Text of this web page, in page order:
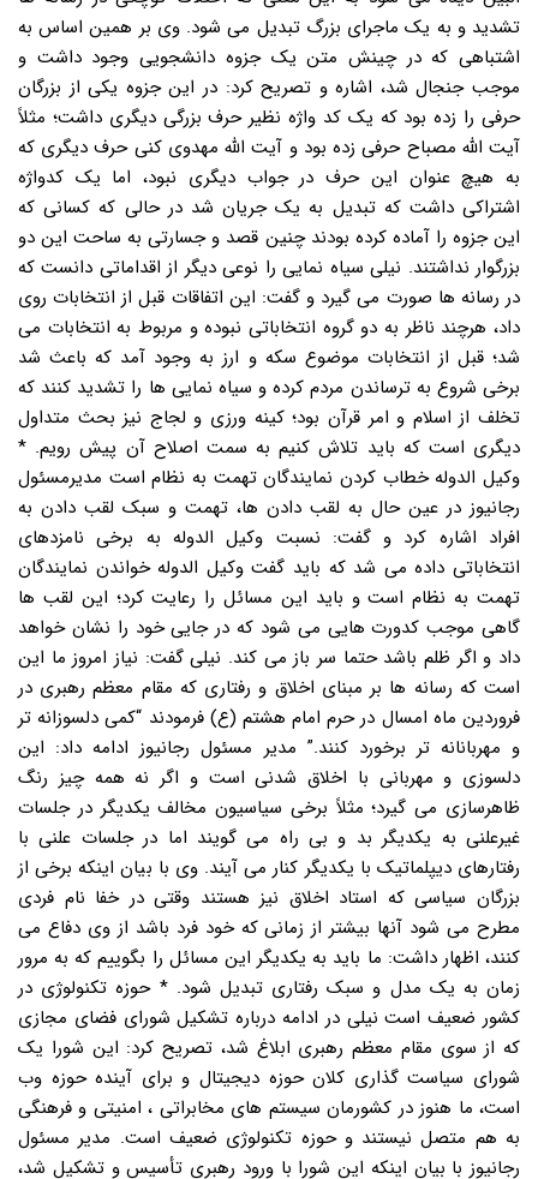
تشدید و به یک ماجرای بزرگ تبدیل می شود. وی بر همین اساس به
اشتباهی که در چینش متن یک جزوه دانشجویی وجود داشت و
موجب جنجال شد، اشاره و تصریح کرد: در این جزوه یکی از بزرگان
حرفی را زده بود که یک کد واژه نظیر حرف بزرگی دیگری داشت؛ مثلاً
آیت الله مصباح حرفی زده بود و آیت الله مهدوی کنی حرف دیگری که
به هیچ عنوان این حرف در جواب دیگری نبود، اما یک کدواژه
اشتراکی داشت که تبدیل به یک جریان شد در حالی که کسانی که
این جزوه را آماده کرده بودند چنین قصد و جسارتی به ساحت این دو
بزرگوار نداشتند. نیلی سیاه نمایی را نوعی دیگر از اقداماتی دانست که
در رسانه ها صورت می گیرد و گفت: این اتفاقات قبل از انتخابات روی
داد، هرچند ناظر به دو گروه انتخاباتی نبوده و مربوط به انتخابات می
شد؛ قبل از انتخابات موضوع سکه و ارز به وجود آمد که باعث شد
برخی شروع به ترساندن مردم کرده و سیاه نمایی ها را تشدید کنند که
تخلف از اسلام و امر قرآن بود؛ کینه ورزی و لجاج نیز بحث متداول
دیگری است که باید تلاش کنیم به سمت اصلاح آن پیش رویم. *
وکیل الدوله خطاب کردن نمایندگان تهمت به نظام است مدیرمسئول
رجانیوز در عین حال به لقب دادن ها، تهمت و سبک لقب دادن به
افراد اشاره کرد و گفت: نسبت وکیل الدوله به برخی نامزدهای
انتخاباتی داده می شد که باید گفت وکیل الدوله خواندن نمایندگان
تهمت به نظام است و باید این مسائل را رعایت کرد؛ این لقب ها
گاهی موجب کدورت هایی می شود که در جایی خود را نشان خواهد
داد و اگر ظلم باشد حتما سر باز می کند. نیلی گفت: نیاز امروز ما این
است که رسانه ها بر مبنای اخلاق و رفتاری که مقام معظم رهبری در
فروردین ماه امسال در حرم امام هشتم (ع) فرمودند “کمی دلسوزانه تر
و مهربانانه تر برخورد کنند.” مدیر مسئول رجانیوز ادامه داد: این
دلسوزی و مهربانی با اخلاق شدنی است و اگر نه همه چیز رنگ
ظاهرسازی می گیرد؛ مثلاً برخی سیاسیون مخالف یکدیگر در جلسات
غیرعلنی به یکدیگر بد و بی راه می گویند اما در جلسات علنی با
رفتارهای دیپلماتیک با یکدیگر کنار می آیند. وی با بیان اینکه برخی از
بزرگان سیاسی که استاد اخلاق نیز هستند وقتی در خفا نام فردی
مطرح می شود آنها بیشتر از زمانی که خود فرد باشد از وی دفاع می
کنند، اظهار داشت: ما باید به یکدیگر این مسائل را بگوییم که به مرور
زمان به یک مدل و سبک رفتاری تبدیل شود. * حوزه تکنولوژی در
کشور ضعیف است نیلی در ادامه درباره تشکیل شورای فضای مجازی
که از سوی مقام معظم رهبری ابلاغ شد، تصریح کرد: این شورا یک
شورای سیاست گذاری کلان حوزه دیجیتال و برای آینده حوزه وب
است، ما هنوز در کشورمان سیستم های مخابراتی ، امنیتی و فرهنگی
به هم متصل نیستند و حوزه تکنولوژی ضعیف است. مدیر مسئول
رجانیوز با بیان اینکه این شورا با ورود رهبری تأسیس و تشکیل شد،